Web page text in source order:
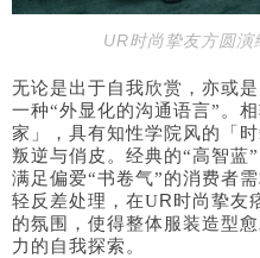
UR时尚挚友方圆演
无论是出于自我欣赏，亦或
一种“外显化的沟通语言”。
家」，具有知性学院风的「
叛逆与俏皮。经典的“高智蓝
满足偏爱“书卷气”的消费者
轻反差处理，在UR时尚挚友
的氛围，使得整体服装造型
力的自我探索。